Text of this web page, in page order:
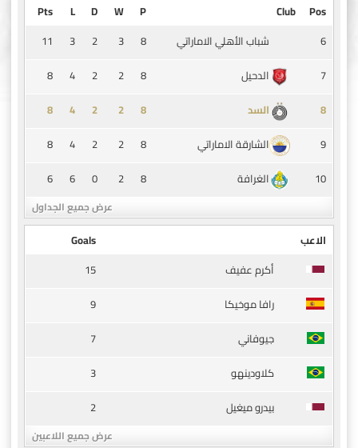
Pos
Club
P
W
D
L
Pts
6
شباب الأهلي الاماراتي 8
3
2
3
11
7
الدحيل 8
2
2
4
8
8
السد 8
2
2
4
8
9
الشارقة الاماراتي 8
2
2
4
8
10
الغرافة 8
2
0
6
6
عرض جميع الجداول
الاعب
Goals
أكرم عفيف
15
رافا موخيكا
9
جيوفاني
7
كلاودينهو
3
بيدرو ميغيل
2
عرض جميع اللاعبين